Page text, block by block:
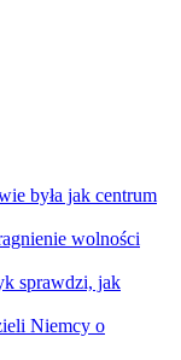
była jak centrum
wolności
sprawdzi, jak
Niemcy o